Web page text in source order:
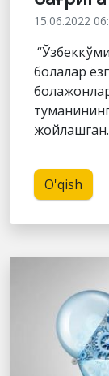
15.06.2022
болалар
O'qish